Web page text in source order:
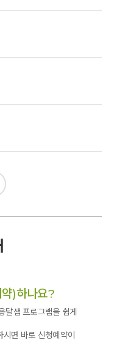
려고 한 적이 없었는데 이번
니면 무엇인지 모르더라도
어쩌면 목적을 얻을 수 있을
습니다^^
았던 것 같습니다. 날씨가
는데 장애가 되었을텐데...
었는데 앞으로는 또다른
좀더 잘해야겠다는 생각도
설, 맑은 공기. 아름다운
안 가족들과 함께 해서
링하고 갑니다.
습을 통해 회복과 충전이
는 귀한 시간이었습니다.
귀한 밥상이라 잔반없이
곳이라 다음에 가족들이랑 또
)하나요?
달샘 프로그램을 쉽게
면 바로 신청예약이